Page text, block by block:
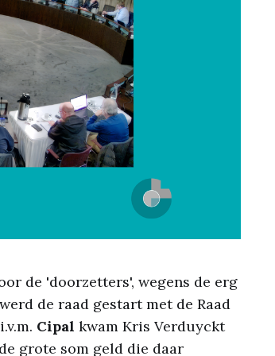
de 'doorzetters', wegens de erg
de raad gestart met de Raad
Cipal kwam Kris Verduyckt
grote som geld die daar